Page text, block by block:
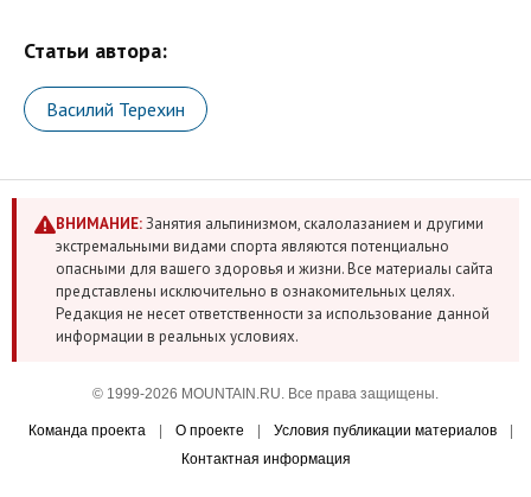
Статьи автора:
Василий Терехин
ВНИМАНИЕ:Занятия альпинизмом, скалолазанием и другими
экстремальными видами спорта являются потенциально
опасными для вашего здоровья и жизни. Все материалы сайта
представлены исключительно в ознакомительных целях.
Редакция не несет ответственности за использование данной
информации в реальных условиях.
© 1999-2026 MOUNTAIN.RU. Все права защищены.
Команда проекта О проекте Условия публикации материалов
Контактная информация